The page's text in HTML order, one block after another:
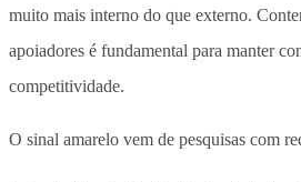
muito mais interno do que externo.
apoiadores é fundamental para manter
competitividade.
O sinal amarelo vem de pesquisas com